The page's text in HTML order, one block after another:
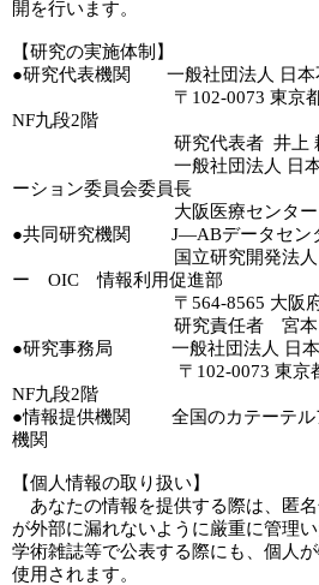
開を行います。
【研究の実施体制】
●研究代表機関 一般社団法人 日本
〒102-0073 東京都千代
NF九段2階
研究代表者 井上
一般社団法人 日本不整
ーション委員会委員長
大阪医療センター 循
●共同研究機関 J—ABデータセン
国立研究開発法人 国立
ー OIC 情報利用促進部
〒564-8565 大阪府吹田
研究責任者 宮本
●研究事務局 一般社団法人 日本
〒102-0073 東京都千代
NF九段2階
●情報提供機関 全国のカテーテル
機関
【個人情報の取り扱い】
あなたの情報を提供する際は、匿
が外部に漏れないように厳重に管理
学術雑誌等で公表する際にも、個人
使用されます。